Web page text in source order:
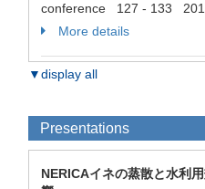
conference 127 - 133
More details
▼display all
Presentations
NERICAイネの蒸散と水利